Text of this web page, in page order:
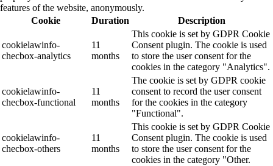
features of the website, anonymously.
Cookie
Duration Description
cookielawinfo-
checbox-analytics
11
months
This cookie is set by GDPR Cookie
Consent plugin. The cookie is used
to store the user consent for the
cookies in the category "Analytics".
cookielawinfo-
checbox-functional
11
months
The cookie is set by GDPR cookie
consent to record the user consent
for the cookies in the category
"Functional".
cookielawinfo-
checbox-others
11
months
This cookie is set by GDPR Cookie
Consent plugin. The cookie is used
to store the user consent for the
cookies in the category "Other.